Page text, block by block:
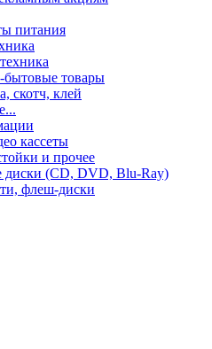
питания
бытовые товары
скотч, клей
кассеты
и прочее
диски (CD, DVD, Blu-Ray)
флеш-диски